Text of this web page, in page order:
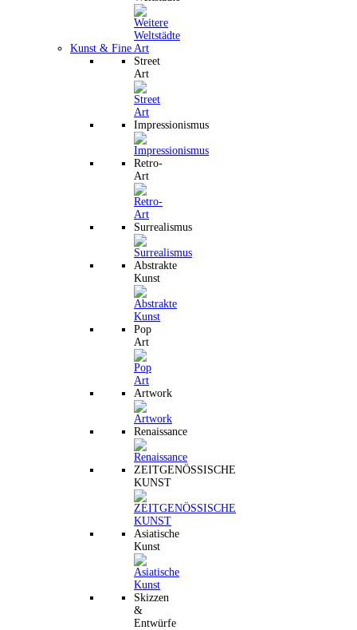
Kunst & Fine Art
Street
Art
Impressionismus
Retro-
Art
Surrealismus
Abstrakte
Kunst
Pop
Art
Artwork
Renaissance
ZEITGENÖSSISCHE
KUNST
Asiatische
Kunst
Skizzen
&
Entwürfe